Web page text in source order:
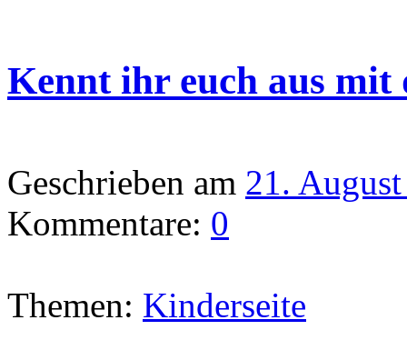
Kennt ihr euch aus mit
Geschrieben am 21.
Kommentare: 0
Themen: Kinderseite